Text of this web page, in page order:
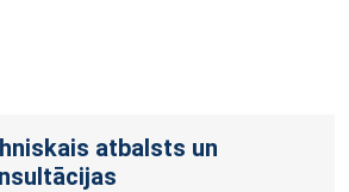
atbalsts un